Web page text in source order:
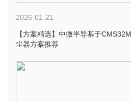
2026-01-21
【方案精选】中微半导基于
尘器方案推荐